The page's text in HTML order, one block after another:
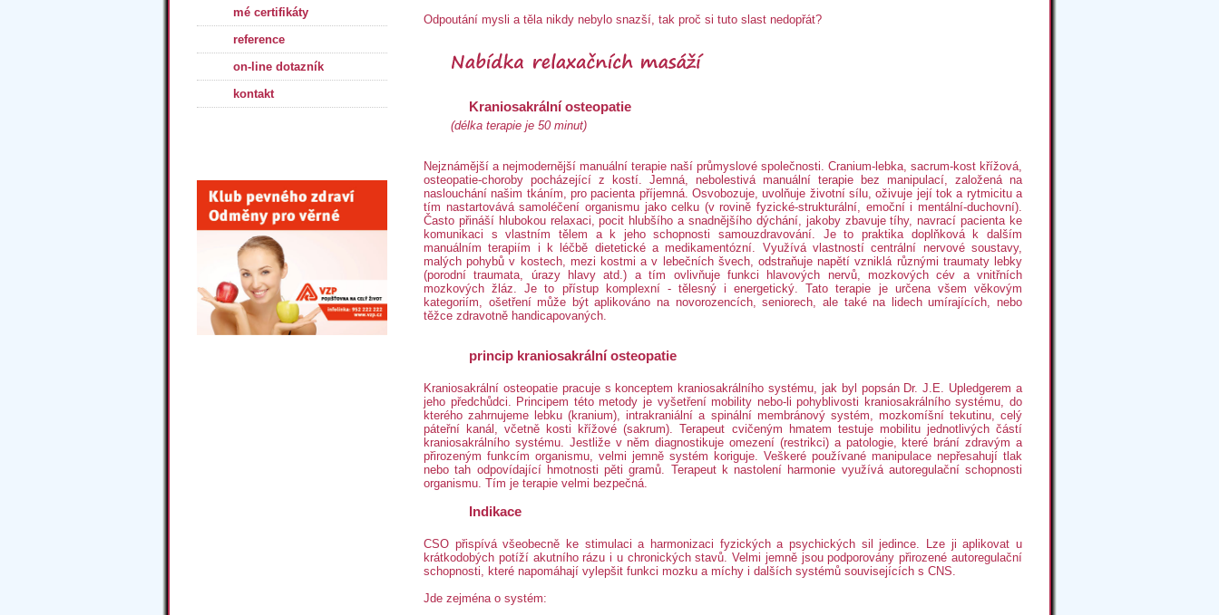
Odpoutání mysli a těla nikdy nebylo snazší, tak proč si tuto slast nedopřát?
Kraniosakrální osteopatie
(délka terapie je 50 minut)
Nejznámější a nejmodernější manuální terapie naší průmyslové společnosti. Cranium-lebka, sacrum-kost křížová,
osteopatie-choroby pocházející z kostí. Jemná, nebolestivá manuální terapie bez manipulací, založená na
naslouchání našim tkáním, pro pacienta příjemná. Osvobozuje, uvolňuje životní sílu, oživuje její tok a rytmicitu a
tím nastartovává samoléčení organismu jako celku (v rovině fyzické-strukturální, emoční i mentální-duchovní).
Často přináší hlubokou relaxaci, pocit hlubšího a snadnějšího dýchání, jakoby zbavuje tíhy, navrací pacienta ke
komunikaci s vlastním tělem a k jeho schopnosti samouzdravování. Je to praktika doplňková k dalším
manuálním terapiím i k léčbě dietetické a medikamentózní. Využívá vlastností centrální nervové soustavy,
malých pohybů v kostech, mezi kostmi a v lebečních švech, odstraňuje napětí vzniklá různými traumaty lebky
(porodní traumata, úrazy hlavy atd.) a tím ovlivňuje funkci hlavových nervů, mozkových cév a vnitřních
mozkových žláz. Je to přístup komplexní - tělesný i energetický. Tato terapie je určena všem věkovým
kategoriím, ošetření může být aplikováno na novorozencích, seniorech, ale také na lidech umírajících, nebo
těžce zdravotně handicapovaných.
princip kraniosakrální osteopatie
Kraniosakrální osteopatie pracuje s konceptem kraniosakrálního systému, jak byl popsán Dr. J.E. Upledgerem a
jeho předchůdci. Principem této metody je vyšetření mobility nebo-li pohyblivosti kraniosakrálního systému, do
kterého zahrnujeme lebku (kranium), intrakraniální a spinální membránový systém, mozkomíšní tekutinu, celý
páteřní kanál, včetně kosti křížové (sakrum). Terapeut cvičeným hmatem testuje mobilitu jednotlivých částí
kraniosakrálního systému. Jestliže v něm diagnostikuje omezení (restrikci) a patologie, které brání zdravým a
přirozeným funkcím organismu, velmi jemně systém koriguje. Veškeré používané manipulace nepřesahují tlak
nebo tah odpovídající hmotnosti pěti gramů. Terapeut k nastolení harmonie využívá autoregulační schopnosti
organismu. Tím je terapie velmi bezpečná.
Indikace
CSO přispívá všeobecně ke stimulaci a harmonizaci fyzických a psychických sil jedince. Lze ji aplikovat u
krátkodobých potíží akutního rázu i u chronických stavů. Velmi jemně jsou podporovány přirozené autoregulační
schopnosti, které napomáhají vylepšit funkci mozku a míchy i dalších systémů souvisejících s CNS.
Jde zejména o systém:
mé certifikáty
reference
on-line dotazník
kontakt